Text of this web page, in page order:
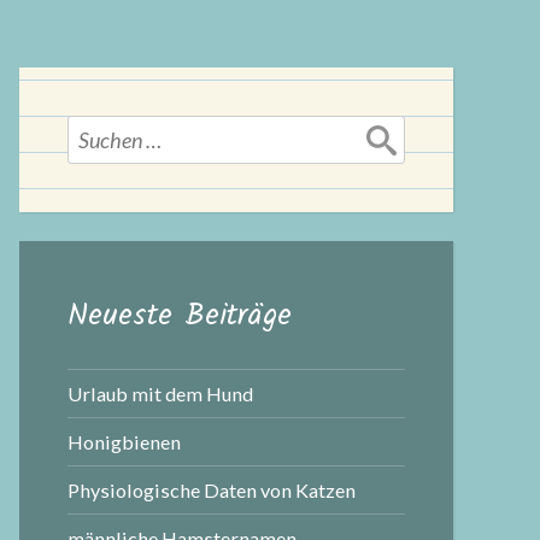
Suchen
nach:
Neueste Beiträge
Urlaub mit dem Hund
Honigbienen
Physiologische Daten von Katzen